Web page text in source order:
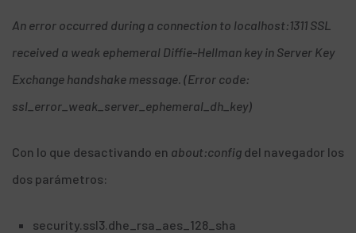
An error occurred during a connection to localhost:1311 SSL
received a weak ephemeral Diffie-Hellman key in Server Key
Exchange handshake message. (Error code:
ssl_error_weak_server_ephemeral_dh_key)
Con lo que desactivando en about:config del navegador los
dos parámetros:
security.ssl3.dhe_rsa_aes_128_sha